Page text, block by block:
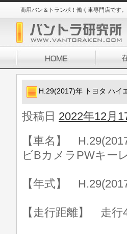
商用バン＆トランポ！働く車専門店です。
H.29(2017)年 トヨタ ハイ
投稿日 2022年12月
【車名】
ビBカメラPWキー
【年式】
【走行距離】 走行